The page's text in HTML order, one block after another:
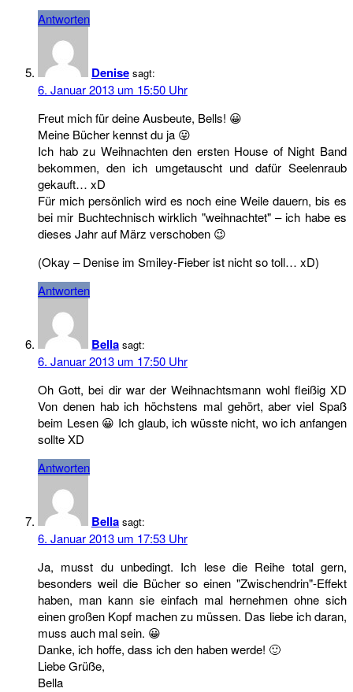
Antworten
Denise sagt:
6. Januar 2013 um 15:50 Uhr
Freut mich für deine Ausbeute, Bells! 😀
Meine Bücher kennst du ja 😛
Ich hab zu Weihnachten den ersten House of Night Band
bekommen, den ich umgetauscht und dafür Seelenraub
gekauft… xD
Für mich persönlich wird es noch eine Weile dauern, bis es
bei mir Buchtechnisch wirklich "weihnachtet" – ich habe es
dieses Jahr auf März verschoben 😉
(Okay – Denise im Smiley-Fieber ist nicht so toll… xD)
Antworten
Bella sagt:
6. Januar 2013 um 17:50 Uhr
Oh Gott, bei dir war der Weihnachtsmann wohl fleißig XD
Von denen hab ich höchstens mal gehört, aber viel Spaß
beim Lesen 😀 Ich glaub, ich wüsste nicht, wo ich anfangen
sollte XD
Antworten
Bella sagt:
6. Januar 2013 um 17:53 Uhr
Ja, musst du unbedingt. Ich lese die Reihe total gern,
besonders weil die Bücher so einen "Zwischendrin"-Effekt
haben, man kann sie einfach mal hernehmen ohne sich
einen großen Kopf machen zu müssen. Das liebe ich daran,
muss auch mal sein. 😀
Danke, ich hoffe, dass ich den haben werde! 🙂
Liebe Grüße,
Bella